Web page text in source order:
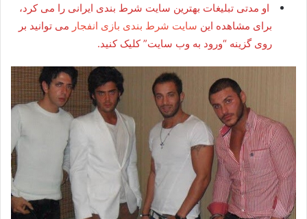
او مدتی تبلیغات بهترین سایت شرط بندی ایرانی را می کرد،
برای مشاهده این سایت شرط بندی بازی انفجار می توانید بر
روی گزینه “ورود به وب سایت” کلیک کنید.